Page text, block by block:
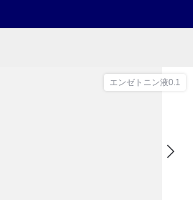
エンゼトニン液0.1